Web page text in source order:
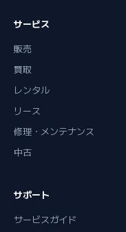
サービス
販売
買取
レンタル
リース
修理・メンテナンス
中古
サポート
サービスガイド